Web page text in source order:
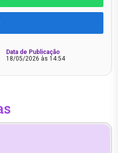
Data de Publicação
18/05/2026 às 14:54